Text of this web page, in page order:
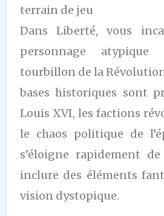
terrain de jeu
Dans Liberté, vous
personnage
tourbillon de la
bases historiques sont
Louis XVI, les factions
le chaos politique de
s’éloigne rapidement
inclure des éléments
vision dystopique.